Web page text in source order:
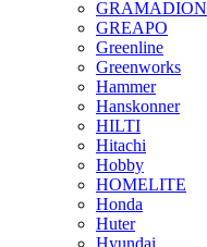
GRAMADION
GREAPO
Greenline
Greenworks
Hammer
Hanskonner
HILTI
Hitachi
Hobby
HOMELITE
Honda
Huter
Hyundai